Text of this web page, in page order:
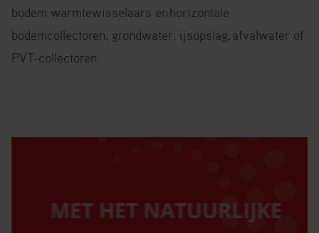
bodem warmtewisselaars enhorizontale
bodemcollectoren, grondwater, ijsopslag,afvalwater of
PVT-collectoren.